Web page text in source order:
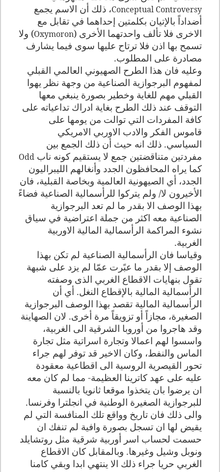
Conceptual Controversy، ذلك أن الاسم يجمع
أضداداً بالإتيان بكلمتين إحداهما في تقابل مع
الاخرى فلا تألف واحدتهما الأخرى (Oxymoron) ولا
تسمح بها اذن فلا ترتاح عليها سوى فيما يشارف
مصادرة على المطلوب.
وعليه فان هذا الطرح الصهيوني العالمي القبلي
لمفهوم البرجوازية الصناعية من وجهة نظر يهوا
القبلي مهم للغاية وخطير بصورة ينبغي معها
التوقف عند ذلك الطرح بغاية ادراك تداعياته على
كافة المفردات التي توالت من يومها على
قاموس الفكر والادب الاوربي الامريكي
السياسي. ذلك انه حيث أن ذلك الجمع بين
مفردتين متناقضتين جمع لا يستقيم كونه ناب Odd
كما يراه المحافظون الجدد وأنغالهم الليبراليون
الجدد، أي الصيهونية العالمية وبخاصة القبلية، فان
الأخيرون لا/ ولم يتركوا للرأسمالية الصناعية فضاءً
بهذا الوصف الا بقدر ما لم تعد البرجوازية
الصناعية معه اكثر من جملة اعتراضية في سياق
نشوء المراكمة الرأسمالية المالية الاوربية
الغربية.
وقياسا فان الرأسمالية الصناعية لم تكن بهذا
الوصف إلا بقدر ما عبًرت عمّا لم يزد على شبهة
تقول بنهايات الاقطاع الغربي الذى وصفته
الرأسمالية المالية بالإقطاع النغل. أي أن
الرأسمالية المالية تقصد بهذا الوصف البرجوازية
الصغيرة، مجازاً أو تزويقاً مرة أخرى. لان الصهاينة
وقد هاجروا من أوروبا الشرقية الى الغربية،
واسسوا لهم اعمالا وتجارة اسراتية مثل تجارة
الماس والنفط، وكان الاخير قد توفر لهم جراء
تحور القيصرية الروسية الى اقطاعية معقودة
عليه على عهد كاترينا العظيمة- مما لم كان معه
ان يرضوا بان يتخذوا موقعا ثانويا بالنسبة
للبرجوازية الصغيرة الوطنية في انجلترا وفرنسا.
والى ذلك فان تاريخ وواقع تلك المنافسة التي لم
يقيض لها ان تسجل بصورة وافية لم تنفك ان
حسمت لحساب اسر أوربية شرقية مثل روتشايلد
ونوبل وشيل وغيرها. وبالمقابل كان الاقطاع
الغربي حريا جراء ذلك الا ينتهي ابدا وبقي كامنا